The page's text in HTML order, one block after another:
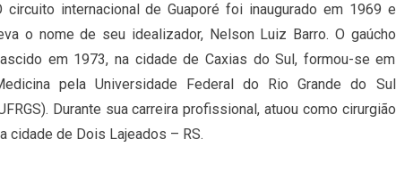
circuito internacional de Guaporé foi inaugurado em 1969 e
o nome de seu idealizador, Nelson Luiz Barro. O gaúcho
em 1973, na cidade de Caxias do Sul, formou-se em
pela Universidade Federal do Rio Grande do Sul
Durante sua carreira profissional, atuou como cirurgião
cidade de Dois Lajeados – RS.